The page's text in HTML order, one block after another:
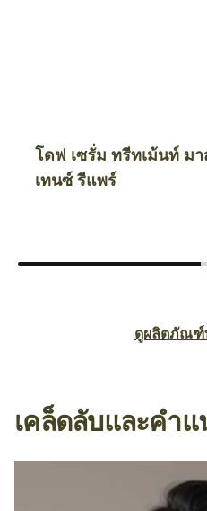
โดฟ เซรั่ม ทรีทเม้นท์ ม
เทนซ์ รีแพร์
ดูผลิตภัณฑ์
เคล็ดลับและคำแ